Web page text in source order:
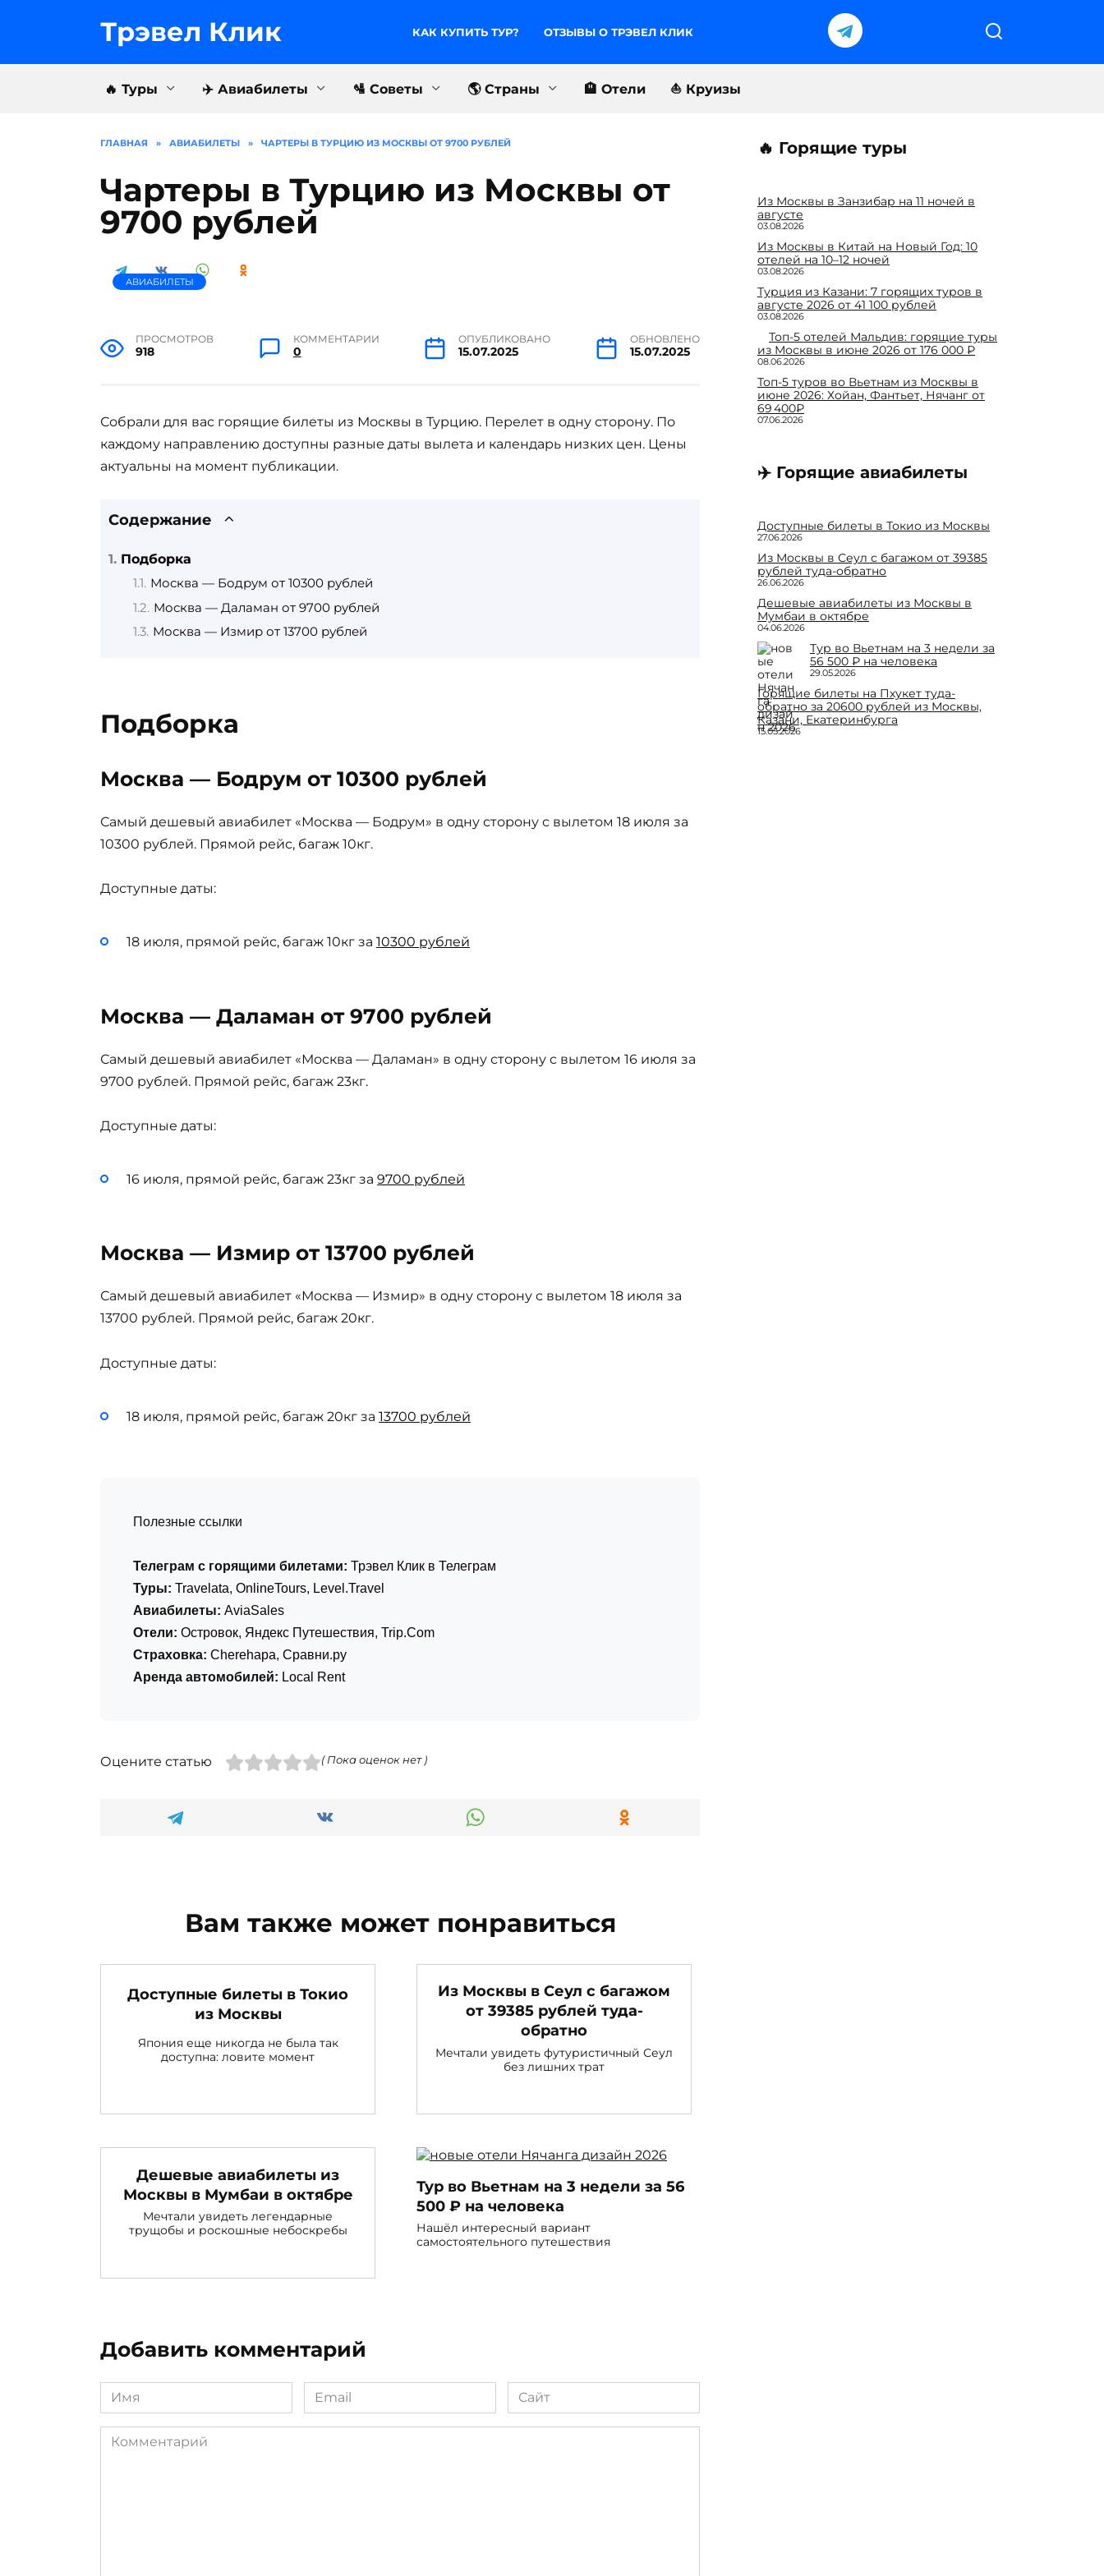
Трэвел Клик КАК КУПИТЬ ТУР? ОТЗЫВЫ О ТРЭВЕЛ КЛИК
🔥 Туры ✈️ Авиабилеты 🛂 Советы 🌎 Страны 🏨 Отели ⛵️ Круизы
ГЛАВНАЯ » АВИАБИЛЕТЫ » ЧАРТЕРЫ В ТУРЦИЮ ИЗ МОСКВЫ ОТ 9700 РУБЛЕЙ
Чартеры в Турцию из Москвы от
9700 рублей
АВИАБИЛЕТЫ
ПРОСМОТРОВ
918
КОММЕНТАРИИ
0
ОПУБЛИКОВАНО
15.07.2025
ОБНОВЛЕНО
15.07.2025
Собрали для вас горящие билеты из Москвы в Турцию. Перелет в одну сторону. По
каждому направлению доступны разные даты вылета и календарь низких цен. Цены
актуальны на момент публикации.
Содержание
Подборка
Москва — Бодрум от 10300 рублей
Москва — Даламан от 9700 рублей
Москва — Измир от 13700 рублей
Подборка
Москва — Бодрум от 10300 рублей
Самый дешевый авиабилет «Москва — Бодрум» в одну сторону с вылетом 18 июля за
10300 рублей. Прямой рейс, багаж 10кг.
Доступные даты:
18 июля, прямой рейс, багаж 10кг за 10300 рублей
Москва — Даламан от 9700 рублей
Самый дешевый авиабилет «Москва — Даламан» в одну сторону с вылетом 16 июля за
9700 рублей. Прямой рейс, багаж 23кг.
Доступные даты:
16 июля, прямой рейс, багаж 23кг за 9700 рублей
Москва — Измир от 13700 рублей
Самый дешевый авиабилет «Москва — Измир» в одну сторону с вылетом 18 июля за
13700 рублей. Прямой рейс, багаж 20кг.
Доступные даты:
18 июля, прямой рейс, багаж 20кг за 13700 рублей
Полезные ссылки
Телеграм с горящими билетами: Трэвел Клик в Телеграм
Туры: Travelata, OnlineTours, Level.Travel
Авиабилеты: AviaSales
Отели: Островок, Яндекс Путешествия, Trip.Com
Страховка: Cherehapa, Сравни.ру
Аренда автомобилей: Local Rent
Оцените статью ( Пока оценок нет )
Вам также может понравиться
Доступные билеты в Токио
из Москвы
Япония еще никогда не была так
доступна: ловите момент
Из Москвы в Сеул с багажом
от 39385 рублей туда-
обратно
Мечтали увидеть футуристичный Сеул
без лишних трат
Дешевые авиабилеты из
Москвы в Мумбаи в октябре
Мечтали увидеть легендарные
трущобы и роскошные небоскребы
Тур во Вьетнам на 3 недели за 56
500 ₽ на человека
Нашёл интересный вариант
самостоятельного путешествия
Добавить комментарий
Имя
Email
Сайт
Комментарий
🔥 Горящие туры
Из Москвы в Занзибар на 11 ночей в
августе
03.08.2026
Из Москвы в Китай на Новый Год: 10
отелей на 10–12 ночей
03.08.2026
Турция из Казани: 7 горящих туров в
августе 2026 от 41 100 рублей
03.08.2026
Топ-5 отелей Мальдив: горящие туры
из Москвы в июне 2026 от 176 000 ₽
08.06.2026
Топ-5 туров во Вьетнам из Москвы в
июне 2026: Хойан, Фантьет, Нячанг от
69 400₽
07.06.2026
✈️ Горящие авиабилеты
Доступные билеты в Токио из Москвы
27.06.2026
Из Москвы в Сеул с багажом от 39385
рублей туда-обратно
26.06.2026
Дешевые авиабилеты из Москвы в
Мумбаи в октябре
04.06.2026
Тур во Вьетнам на 3 недели за
56 500 ₽ на человека
29.05.2026
Горящие билеты на Пхукет туда-
обратно за 20600 рублей из Москвы,
Казани, Екатеринбурга
15.05.2026